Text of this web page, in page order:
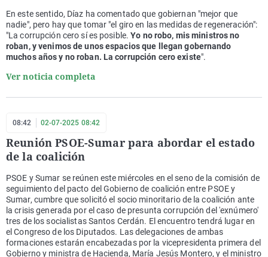
En este sentido, Díaz ha comentado que gobiernan "mejor que
nadie", pero hay que tomar "el giro en las medidas de regeneración":
"La corrupción cero sí es posible.Yo no robo, mis ministros no
roban, y venimos de unos espacios que llegan gobernando
muchos años y no roban. La corrupción cero existe".
Ver noticia completa
08:42 02-07-2025 08:42
Reunión PSOE-Sumar para abordar el estado
de la coalición
PSOE y Sumar se reúnen este miércoles en el seno de la comisión de
seguimiento del pacto del Gobierno de coalición entre PSOE y
Sumar, cumbre que solicitó el socio minoritario de la coalición ante
la crisis generada por el caso de presunta corrupción del 'exnúmero'
tres de los socialistas Santos Cerdán. El encuentro tendrá lugar en
el Congreso de los Diputados. Las delegaciones de ambas
formaciones estarán encabezadas por la vicepresidenta primera del
Gobierno y ministra de Hacienda, María Jesús Montero, y el ministro